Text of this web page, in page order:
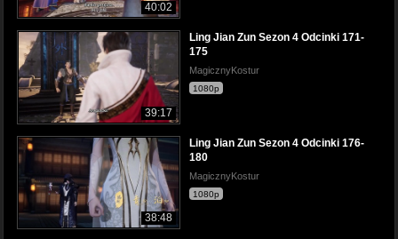
40:02
39:17
Ling Jian Zun Sezon 4 Odcinki 171-
175
MagicznyKostur
1080p
38:48
Ling Jian Zun Sezon 4 Odcinki 176-
180
MagicznyKostur
1080p